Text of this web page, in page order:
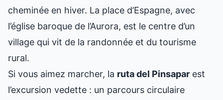
cheminée en hiver. La place d’Espagne, avec
l’église baroque de l’Aurora, est le centre d’un
village qui vit de la randonnée et du tourisme
rural.
Si vous aimez marcher, la ruta del Pinsapar est
l’excursion vedette : un parcours circulaire